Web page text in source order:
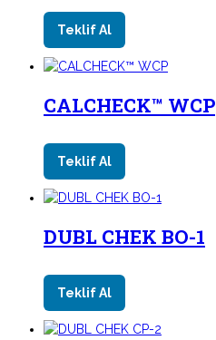
Teklif Al
CALCHECK™ WCP
Teklif Al
DUBL CHEK BO-1
Teklif Al